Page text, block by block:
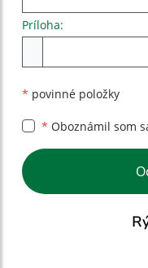
Príloha:
* povinné položky
* Oboznámil som
Google reCaptcha